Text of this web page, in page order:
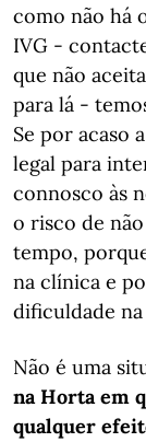
como não há
IVG -
que não
para lá -
Se por acaso
legal para
connosco às
o risco de
tempo,
na clínica e
dificuldade na
Não é uma
na Horta em
qualquer